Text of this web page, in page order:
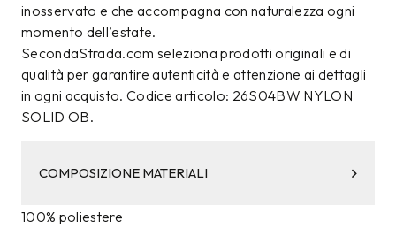
inosservato e che accompagna con naturalezza ogni
momento dell’estate.
SecondaStrada.com seleziona prodotti originali e di
qualità per garantire autenticità e attenzione ai dettagli
in ogni acquisto. Codice articolo: 26S04BW NYLON
SOLID OB.
COMPOSIZIONE MATERIALI
100% poliestere